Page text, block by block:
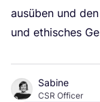
aus­üben und
und ethi­sches
Sabine
CSR Officer